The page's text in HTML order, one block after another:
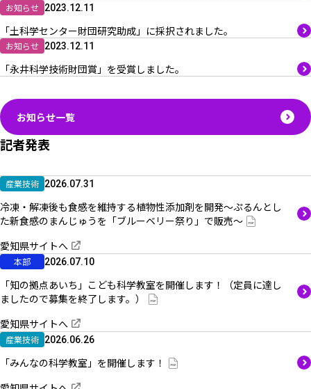
お知らせ 2023.12.11
「土科学センター財団研究助成」に採択されました。
お知らせ 2023.12.11
「永井科学技術財団賞」を受賞しました。
お知らせ一覧
記者発表
産業技術 2026.07.31
冷凍・解凍後も食感を維持する植物性添加剤を開発～ぷるんとし
た新食感のまんじゅうを「ブルーベリー祭り」で販売～
愛知県サイトへ
本部 2026.07.10
「知の拠点あいち」こども科学教室を開催します！（定員に達し
ましたので募集を終了します。）
愛知県サイトへ
産業技術 2026.06.26
「みんなの科学教室」を開催します！